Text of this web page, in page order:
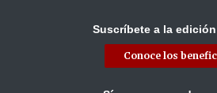
Suscríbete a la
Conoce los